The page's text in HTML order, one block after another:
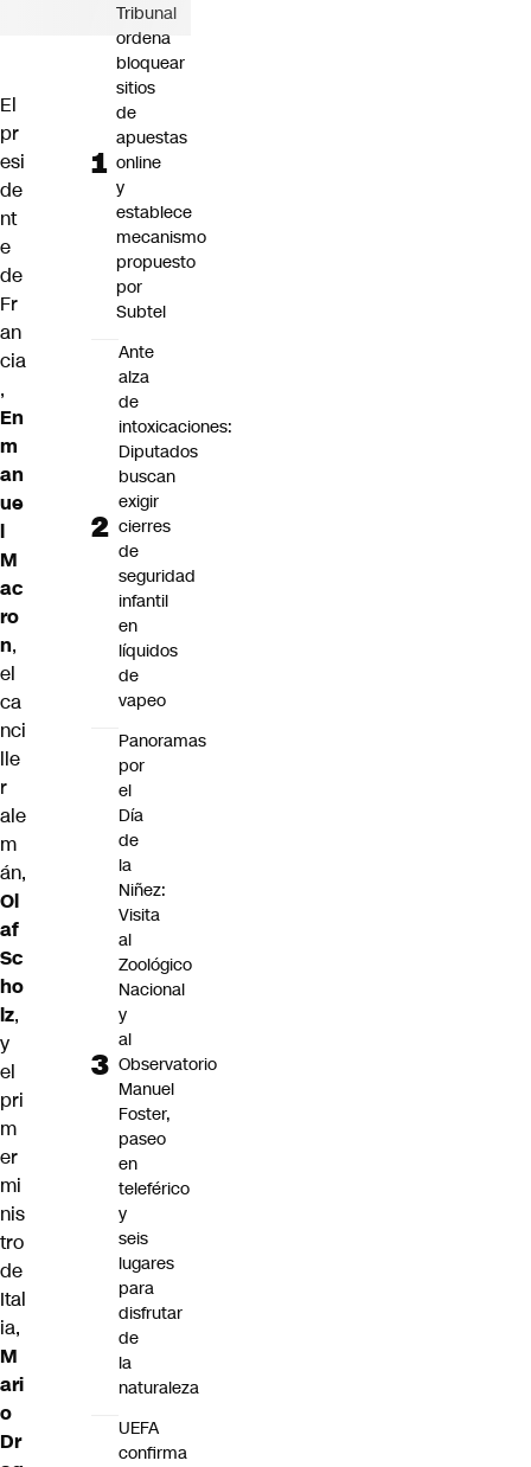
El
pr
esi
de
nt
e
de
Fr
an
cia
,
En
m
an
ue
l
M
ac
ro
n,
el
ca
nci
lle
r
ale
m
án,
Ol
af
Sc
ho
lz,
y
el
pri
m
er
mi
nis
tro
de
Ital
ia,
M
ari
o
Dr
Tribunal
ordena
bloquear
sitios
de
apuestas
online
y
establece
mecanismo
propuesto
por
Subtel
Ante
alza
de
intoxicaciones:
Diputados
buscan
exigir
cierres
de
seguridad
infantil
en
líquidos
de
vapeo
Panoramas
por
el
Día
de
la
Niñez:
Visita
al
Zoológico
Nacional
y
al
Observatorio
Manuel
Foster,
paseo
en
teleférico
y
seis
lugares
para
disfrutar
de
la
naturaleza
UEFA
confirma